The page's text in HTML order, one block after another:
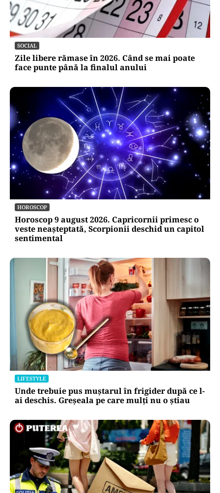
SOCIAL
Zile libere rămase în 2026. Când se mai poate
face punte până la finalul anului
HOROSCOP
Horoscop 9 august 2026. Capricornii primesc o
veste neașteptată, Scorpionii deschid un capitol
sentimental
LIFESTYLE
Unde trebuie pus muștarul în frigider după ce l-
ai deschis. Greșeala pe care mulți nu o știau